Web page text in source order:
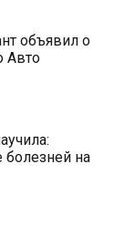
объявил о
Авто
болезней на